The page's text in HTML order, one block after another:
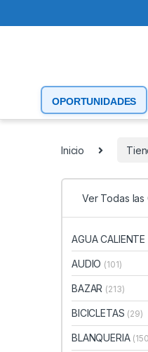
OPORTUNIDADES
Inicio
Ver Todas las
AGUA CALIENTE
AUDIO (101)
BAZAR (213)
BICICLETAS (29)
BLANQUERIA